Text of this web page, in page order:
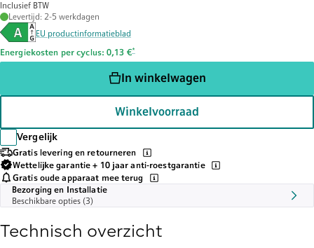
Inclusief BTW
Levertijd: 2-5 werkdagen
EU productinformatieblad
Energiekosten per cyclus: 0,13 €Voetnoot *: Schatting op basis van een energieprijs van €
*
In winkelwagen
Winkelvoorraad
Vergelijk
Gratis levering en retourneren
Wettelijke garantie + 10 jaar anti-roestgarantie
Gratis oude apparaat mee terug
Bezorging en Installatie
Beschikbare opties (3)
Technisch overzicht